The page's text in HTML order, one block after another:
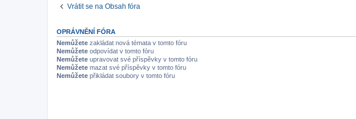
Vrátit se na Obsah fóra
OPRÁVNĚNÍ FÓRA
Nemůžete zakládat nová témata v tomto fóru
Nemůžete odpovídat v tomto fóru
Nemůžete upravovat své příspěvky v tomto fóru
Nemůžete mazat své příspěvky v tomto fóru
Nemůžete přikládat soubory v tomto fóru